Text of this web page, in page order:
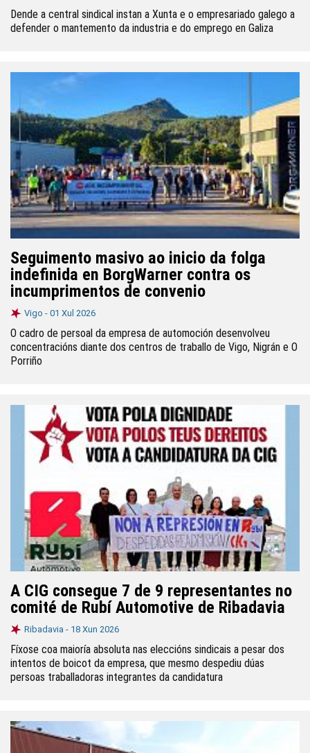
Dende a central sindical instan a Xunta e o empresariado galego a
defender o mantemento da industria e do emprego en Galiza
Seguimento masivo ao inicio da folga
indefinida en BorgWarner contra os
incumprimentos de convenio
Vigo - 01 Xul 2026
O cadro de persoal da empresa de automoción desenvolveu
concentracións diante dos centros de traballo de Vigo, Nigrán e O
Porriño
A CIG consegue 7 de 9 representantes no
comité de Rubí Automotive de Ribadavia
Ribadavia - 18 Xun 2026
Fíxose coa maioría absoluta nas eleccións sindicais a pesar dos
intentos de boicot da empresa, que mesmo despediu dúas
persoas traballadoras integrantes da candidatura